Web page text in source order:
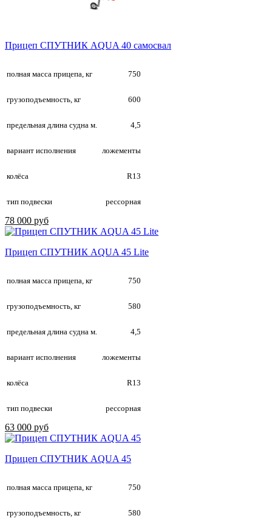
Прицеп СПУТНИК AQUA 40 самосвал
полная масса прицепа, кг 750
грузоподъемность, кг 600
предельная длина судна м. 4,5
вариант исполнения ложементы
колёса R13
тип подвески рессорная
78 000 руб
Прицеп СПУТНИК AQUA 45 Lite
полная масса прицепа, кг 750
грузоподъемность, кг 580
предельная длина судна м. 4,5
вариант исполнения ложементы
колёса R13
тип подвески рессорная
63 000 руб
Прицеп СПУТНИК AQUA 45
полная масса прицепа, кг 750
грузоподъемность, кг 580